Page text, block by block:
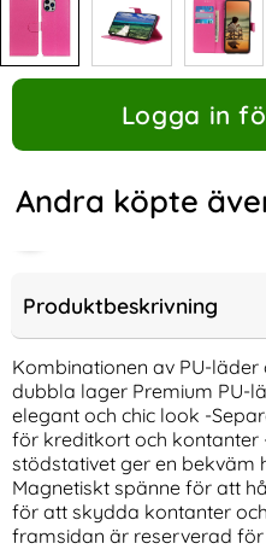
Logga in
Andra köpte
Produktbeskrivning
Kombinationen av PU-
dubbla lager Premium PU-
elegant och chic look -
för kreditkort och kontanter
stödstativet ger en bekväm
Magnetiskt spänne för att
för att skydda kontanter
framsidan är reserverad